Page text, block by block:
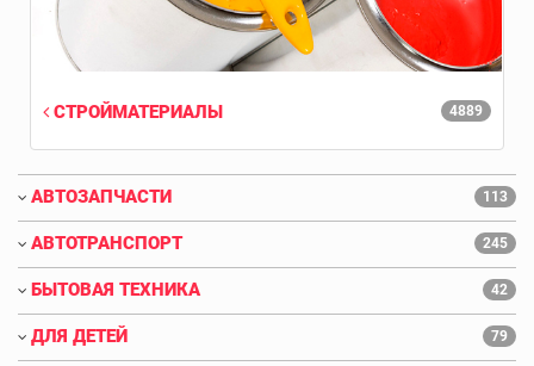
4889
СТРОЙМАТЕРИАЛЫ
АВТОЗАПЧАСТИ 113
АВТОТРАНСПОРТ 245
БЫТОВАЯ ТЕХНИКА 42
ДЛЯ ДЕТЕЙ 79